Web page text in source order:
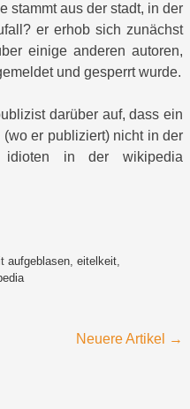
stammt aus der stadt, in der
er erhob sich zunächst
einige anderen autoren,
und gesperrt wurde.
darüber auf, dass ein
er publiziert) nicht in der
in der wikipedia
aufgeblasen, eitelkeit,
Neuere Artikel →